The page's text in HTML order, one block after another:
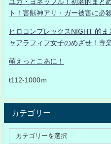
ト！害獣神アリ・ガー被害に必
ヒロコンプレックスNIGHT 的
ャアラフィフ女子のめざせ！専
萌えっとこあに！
t112-1000ｍ
カテゴリー